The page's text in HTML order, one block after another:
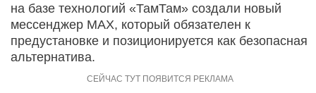
на базе технологий «ТамТам» создали новый
мессенджер MAX, который обязателен к
предустановке и позиционируется как безопасная
альтернатива.